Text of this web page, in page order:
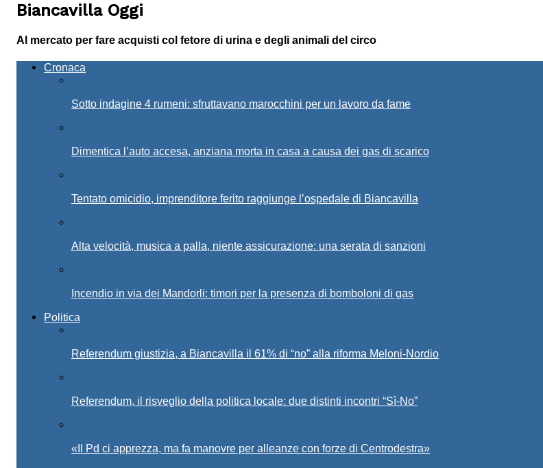
Biancavilla Oggi
Al mercato per fare acquisti col fetore di urina e degli animali del circo
Cronaca
Sotto indagine 4 rumeni: sfruttavano marocchini per un lavoro da fame
Dimentica l’auto accesa, anziana morta in casa a causa dei gas di scarico
Tentato omicidio, imprenditore ferito raggiunge l’ospedale di Biancavilla
Alta velocità, musica a palla, niente assicurazione: una serata di sanzioni
Incendio in via dei Mandorli: timori per la presenza di bomboloni di gas
Politica
Referendum giustizia, a Biancavilla il 61% di “no” alla riforma Meloni-Nordio
Referendum, il risveglio della politica locale: due distinti incontri “Sì-No”
«Il Pd ci apprezza, ma fa manovre per alleanze con forze di Centrodestra»